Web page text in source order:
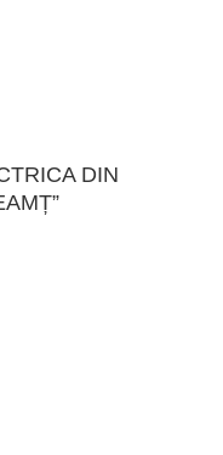
DIN